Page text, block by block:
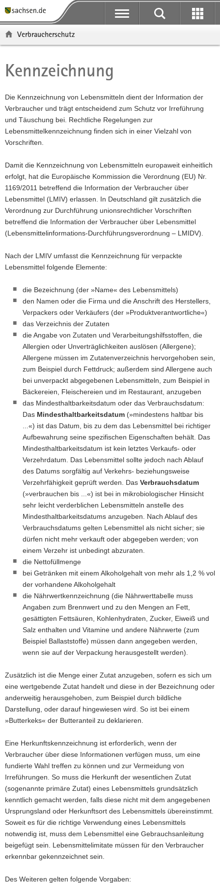
t
ü
e
r
g
r
e
f
e
n
d
e
N
a
i
g
t
n
v
i
g
a
t
o
n
p
n
a
l
t
t
-
e
r
e
i
c
Verbraucherschutz
Hauptinhalt
Kennzeichnung
Die Kennzeichnung von Lebensmitteln dient der Information der
Verbraucher und trägt entscheidend zum Schutz vor Irreführung
und Täuschung bei. Rechtliche Regelungen zur
Lebensmittelkennzeichnung finden sich in einer Vielzahl von
Vorschriften.
Damit die Kennzeichnung von Lebensmitteln europaweit einheitlich
erfolgt, hat die Europäische Kommission die Verordnung (EU) Nr.
1169/2011 betreffend die Information der Verbraucher über
Lebensmittel (LMIV) erlassen. In Deutschland gilt zusätzlich die
Verordnung zur Durchführung unionsrechtlicher Vorschriften
betreffend die Information der Verbraucher über Lebensmittel
(Lebensmittelinformations-Durchführungsverordnung – LMIDV).
Nach der LMIV umfasst die Kennzeichnung für verpackte
Lebensmittel folgende Elemente:
die Bezeichnung (der »Name« des Lebensmittels)
den Namen oder die Firma und die Anschrift des Herstellers,
Verpackers oder Verkäufers (der »Produktverantwortliche«)
das Verzeichnis der Zutaten
die Angabe von Zutaten und Verarbeitungshilfsstoffen, die
Allergien oder Unverträglichkeiten auslösen (Allergene);
Allergene müssen im Zutatenverzeichnis hervorgehoben sein,
zum Beispiel durch Fettdruck; außerdem sind Allergene auch
bei unverpackt abgegebenen Lebensmitteln, zum Beispiel in
Bäckereien, Fleischereien und im Restaurant, anzugeben
das Mindesthaltbarkeitsdatum oder das Verbrauchsdatum:
Das Mindesthaltbarkeitsdatum (»mindestens haltbar bis
...«) ist das Datum, bis zu dem das Lebensmittel bei richtiger
Aufbewahrung seine spezifischen Eigenschaften behält. Das
Mindesthaltbarkeitsdatum ist kein letztes Verkaufs- oder
Verzehrdatum. Das Lebensmittel sollte jedoch nach Ablauf
des Datums sorgfältig auf Verkehrs- beziehungsweise
Verzehrfähigkeit geprüft werden. Das Verbrauchsdatum
(»verbrauchen bis ...«) ist bei in mikrobiologischer Hinsicht
sehr leicht verderblichen Lebensmitteln anstelle des
Mindesthaltbarkeitsdatums anzugeben. Nach Ablauf des
Verbrauchsdatums gelten Lebensmittel als nicht sicher; sie
dürfen nicht mehr verkauft oder abgegeben werden; von
einem Verzehr ist unbedingt abzuraten.
die Nettofüllmenge
bei Getränken mit einem Alkoholgehalt von mehr als 1,2 % vol
der vorhandene Alkoholgehalt
die Nährwertkennzeichnung (die Nährwerttabelle muss
Angaben zum Brennwert und zu den Mengen an Fett,
gesättigten Fettsäuren, Kohlenhydraten, Zucker, Eiweiß und
Salz enthalten und Vitamine und andere Nährwerte (zum
Beispiel Ballaststoffe) müssen dann angegeben werden,
wenn sie auf der Verpackung herausgestellt werden).
Zusätzlich ist die Menge einer Zutat anzugeben, sofern es sich um
eine wertgebende Zutat handelt und diese in der Bezeichnung oder
anderweitig herausgehoben, zum Beispiel durch bildliche
Darstellung, oder darauf hingewiesen wird. So ist bei einem
»Butterkeks« der Butteranteil zu deklarieren.
Eine Herkunftskennzeichnung ist erforderlich, wenn der
Verbraucher über diese Informationen verfügen muss, um eine
fundierte Wahl treffen zu können und zur Vermeidung von
Irreführungen. So muss die Herkunft der wesentlichen Zutat
(sogenannte primäre Zutat) eines Lebensmittels grundsätzlich
kenntlich gemacht werden, falls diese nicht mit dem angegebenen
Ursprungsland oder Herkunftsort des Lebensmittels übereinstimmt.
Soweit es für die richtige Verwendung eines Lebensmittels
notwendig ist, muss dem Lebensmittel eine Gebrauchsanleitung
beigefügt sein. Lebensmittelimitate müssen für den Verbraucher
erkennbar gekennzeichnet sein.
Des Weiteren gelten folgende Vorgaben: